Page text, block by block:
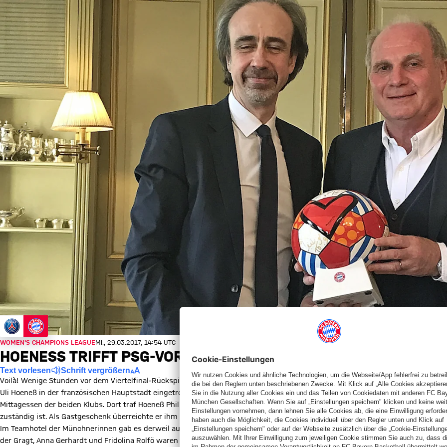
WOMEN'S CHAMPIONS LEAGUEMi., 29.03.2017, 14:54 UTC
HOENESS TRIFFT PSG-VORSTAND IN PARIS
Text vorlesen Schrift vergrößern
Voilà! Wenige Stunden vor dem Viertelfinal-Rückspiel der FC Bayern Frauen in der Champions League bei Paris Saint-Germain ist
Uli Hoeneß in der französischen Hauptstadt eingetroffen. Vom Flughafen fuhr der FCB-Präsident direkt zum offiziellen
Mittagessen der beiden Klubs. Dort traf Hoeneß Philippe Boindrieux aus dem PSG-Vorstand, der für das Frauen-Team der Pariser
zuständig ist. Als Gastgeschenk überreichte er ihm dabei einen künstlerisch gestalteten Ball.
Im Teamhotel der Münchnerinnen gab es derweil auch eine freudige Nachricht. Die derzeit verletzten Nora Holstad, Stefanie van
der Gragt, Anna Gerhardt und Fridolina Rolfö waren nach Paris gereist und überraschten ihre Teamkolleginnen. Ab 20 Uhr wird